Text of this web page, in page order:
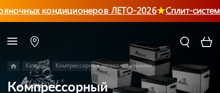
кондиционеров ЛЕТО-2026 Сплит-
Каталог Компрессорные автохолодильники
Компрессорный